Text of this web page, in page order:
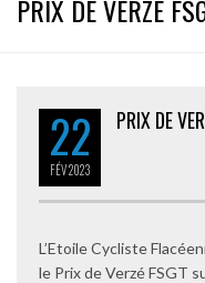
PRIX DE VERZÉ
22
FÉV2023
PRIX DE
L’Etoile Cycliste
le Prix de Verzé FSGT